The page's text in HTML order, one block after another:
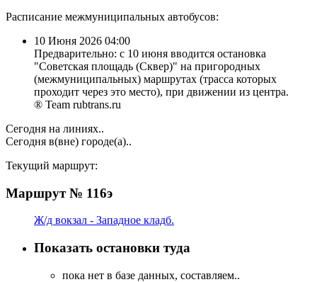
Расписание межмуниципальных автобусов:
10 Июня 2026 04:00
Предварительно: с 10 июня вводится остановка
"Советская площадь (Сквер)" на пригородных
(межмуниципальных) маршрутах (трасса которых
проходит через это место), при движении из центра.
® Team rubtrans.ru
Сегодня на линиях..
Сегодня в(вне) городе(а)..
Текущий маршрут:
Маршрут № 116э
Ж/д вокзал - Западное кладб.
Показать остановки туда
пока нет в базе данных, составляем..